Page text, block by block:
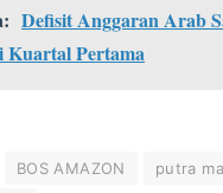
Defisit Anggaran Arab
Pertama
BOS AMAZON
putra